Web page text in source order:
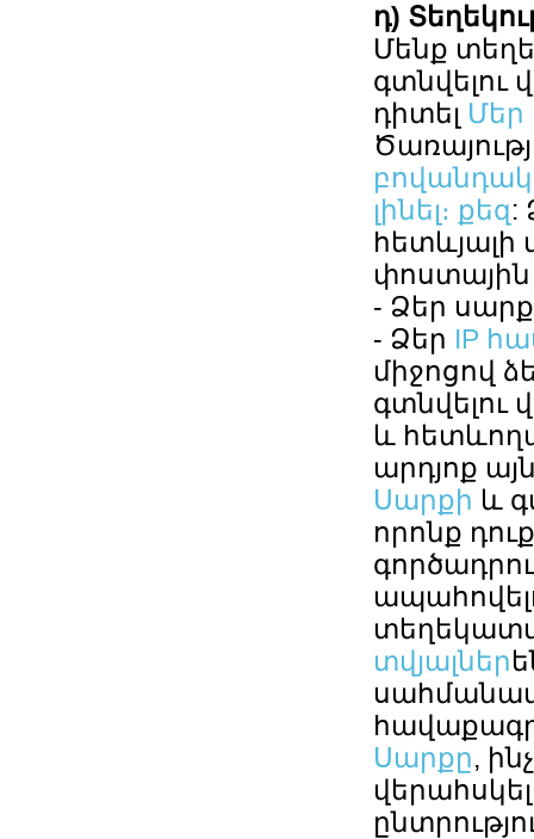
դ)
Մենք
գտնվելու
դիտել Մեր
լինել։ քեզ:
հետևյալի
փոստային
- Ձեր
- Ձեր IP
միջոցով
գտնվելու
և
արդյոք
Սարքի և
որոնք
տվյալներ
Սարքը,